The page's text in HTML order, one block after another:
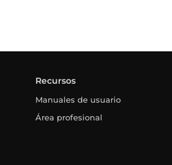
Recursos
Manuales de usuario
Área profesional